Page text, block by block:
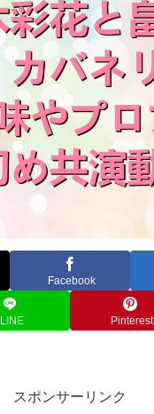
Facebook
LINE Pinterest
スポンサーリンク